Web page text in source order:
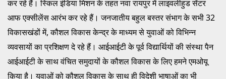
कर रहे हैं। स्किल इंडिया मिशन के तहत नवा रायपुर में लाइवलीहुड सेंटर
आफ एक्सीलेंस आरंभ कर रहे हैं। जनजातीय बहुल बस्तर संभाग के सभी 32
विकासखंडों में, कौशल विकास केन्द्र के माध्यम से युवाओं को विभिन्न
व्यवसायों का प्रशिक्षण दे रहे हैं। आईआईटी के पूर्व विद्यार्थियों की संस्था पैन
आईआईटी के साथ वंचित समुदायों के कौशल विकास के लिए हमने एमओयू
किया है। युवाओं को कौशल विकास के साथ ही विदेशी भाषाओं का भी